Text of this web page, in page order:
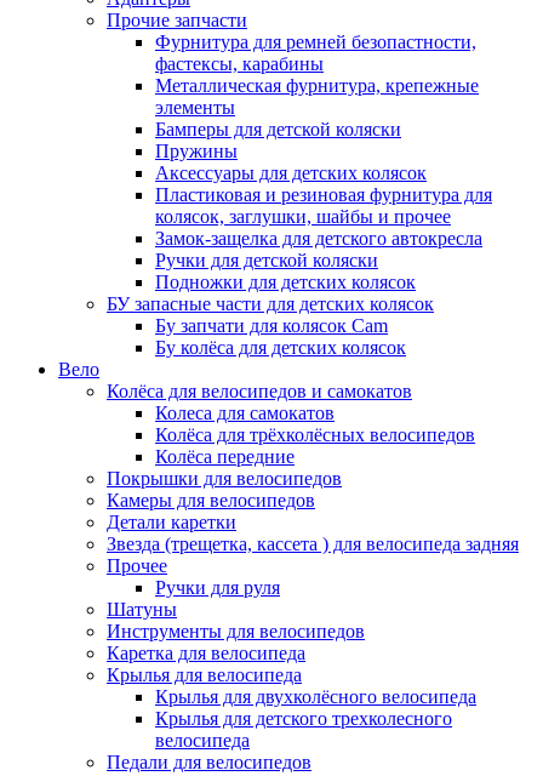
Прочие запчасти
Фурнитура для ремней безопастности,
фастексы, карабины
Металлическая фурнитура, крепежные
элементы
Бамперы для детской коляски
Пружины
Аксессуары для детских колясок
Пластиковая и резиновая фурнитура для
колясок, заглушки, шайбы и прочее
Замок-защелка для детского автокресла
Ручки для детской коляски
Подножки для детских колясок
БУ запасные части для детских колясок
Бу запчати для колясок Cam
Бу колёса для детских колясок
Вело
Колёса для велосипедов и самокатов
Колеса для самокатов
Колёса для трёхколёсных велосипедов
Колёса передние
Покрышки для велосипедов
Камеры для велосипедов
Детали каретки
Звезда (трещетка, кассета ) для велосипеда задняя
Прочее
Ручки для руля
Шатуны
Инструменты для велосипедов
Каретка для велосипеда
Крылья для велосипеда
Крылья для двухколёсного велосипеда
Крылья для детского трехколесного
велосипеда
Педали для велосипедов